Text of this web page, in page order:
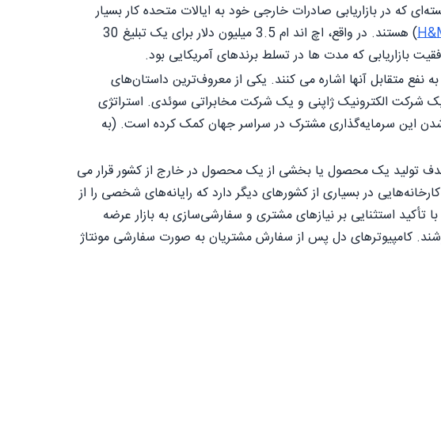
در بازاریابی صادرات خارجی خود به ایالات متحده کار بسیار
) هستند. در واقع، اچ اند ام 3.5 میلیون دلار برای یک تبلیغ 30
بازاریابی که مدت ها در تسلط برندهای آمریکایی بود.
متقابل آنها اشاره می کنند. یکی از معروف‌ترین داستان‌های
شرکت الکترونیک ژاپنی و یک شرکت مخابراتی سوئدی. استراتژی
شدن این سرمایه‌گذاری مشترک در سراسر جهان کمک کرده است. (به
تولید یک محصول یا بخشی از یک محصول در خارج از کشور قرار می
در بسیاری از کشورهای دیگر دارد که رایانه‌های شخصی را از
استثنایی بر نیازهای مشتری و سفارشی‌سازی به بازار عرضه
کامپیوترهای دل پس از سفارش مشتریان به صورت سفارشی مونتاژ